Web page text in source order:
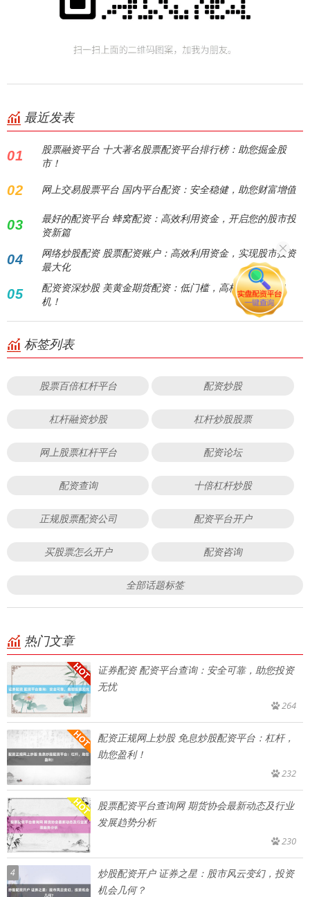
最近发表
01
股票融资平台 十大著名股票配资平台排行榜：助您掘金股
市！
02 网上交易股票平台 国内平台配资：安全稳健，助您财富增值
03
最好的配资平台 蜂窝配资：高效利用资金，开启您的股市投
资新篇
04
网络炒股配资 股票配资账户：高效利用资金，实现股市投资
最大化
05
配资资深炒股 美黄金期货配资：低门槛，高杠杆，掘金良
机！
标签列表
股票百倍杠杆平台 配资炒股
杠杆融资炒股 杠杆炒股股票
网上股票杠杆平台 配资论坛
配资查询 十倍杠杆炒股
正规股票配资公司 配资平台开户
买股票怎么开户 配资咨询
全部话题标签
热门文章
证券配资 配资平台查询：安全可靠，助您投资
无忧
264
配资正规网上炒股 免息炒股配资平台：杠杆，
助您盈利！
232
股票配资平台查询网 期货协会最新动态及行业
发展趋势分析
230
4
炒股配资开户 证券之星：股市风云变幻，投资
机会几何？